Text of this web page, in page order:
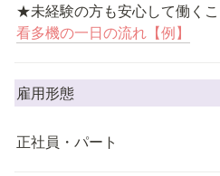
看多機の一日の流れ【例】
雇用形態
正社員・パート